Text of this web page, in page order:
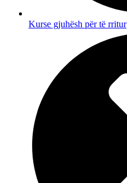
Kurse gjuhësh për të rritur